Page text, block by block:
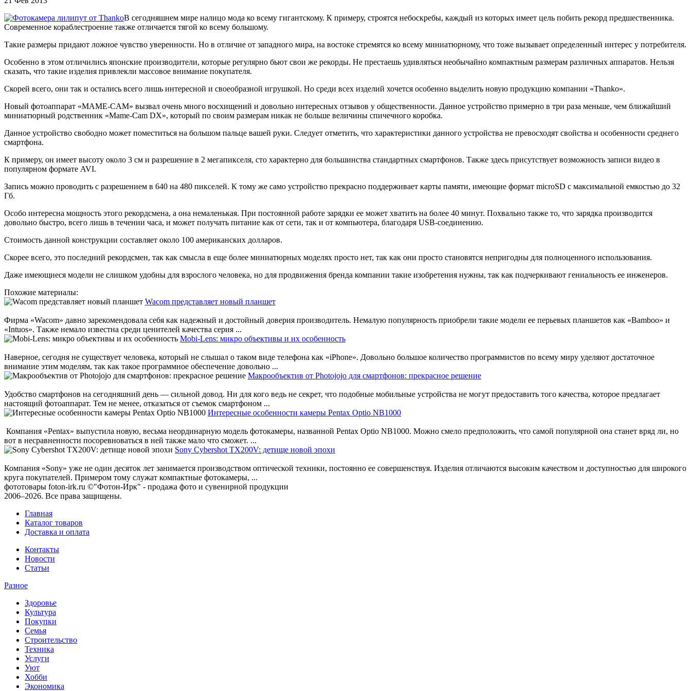
В сегодняшнем мире налицо мода ко всему гигантскому. К примеру, строятся небоскребы, каждый из которых имеет цель побить рекорд предшественника.
Современное кораблестроение также отличается тягой ко всему большому.
Такие размеры придают ложное чувство уверенности. Но в отличие от западного мира, на востоке стремятся ко всему миниатюрному, что тоже вызывает определенный интерес у потребителя.
Особенно в этом отличились японские производители, которые регулярно бьют свои же рекорды. Не престаешь удивляться необычайно компактным размерам различных аппаратов. Нельзя
сказать, что такие изделия привлекли массовое внимание покупателя.
Скорей всего, они так и остались всего лишь интересной и своеобразной игрушкой. Но среди всех изделий хочется особенно выделить новую продукцию компании «Thanko».
Новый фотоаппарат «MAME-CAM» вызвал очень много восхищений и довольно интересных отзывов у общественности. Данное устройство примерно в три раза меньше, чем ближайший
миниатюрный родственник «Mame-Cam DX», который по своим размерам никак не больше величины спичечного коробка.
Данное устройство свободно может поместиться на большом пальце вашей руки. Следует отметить, что характеристики данного устройства не превосходят свойства и особенности среднего
смартфона.
К примеру, он имеет высоту около 3 см и разрешение в 2 мегапикселя, сто характерно для большинства стандартных смартфонов. Также здесь присутствует возможность записи видео в
популярном формате AVI.
Запись можно проводить с разрешением в 640 на 480 пикселей. К тому же само устройство прекрасно поддерживает карты памяти, имеющие формат microSD с максимальной емкостью до 32
Гб.
Особо интересна мощность этого рекордсмена, а она немаленькая. При постоянной работе зарядки ее может хватить на более 40 минут. Похвально также то, что зарядка производится
довольно быстро, всего лишь в течении часа, и может получать питание как от сети, так и от компьютера, благодаря USB-соединению.
Стоимость данной конструкции составляет около 100 американских долларов.
Скорее всего, это последний рекордсмен, так как смысла в еще более миниатюрных моделях просто нет, так как они просто становятся непригодны для полноценного использования.
Даже имеющиеся модели не слишком удобны для взрослого человека, но для продвижения бренда компании такие изобретения нужны, так как подчеркивают гениальность ее инженеров.
Похожие материалы:
Wacom представляет новый планшет
Фирма «Wacom» давно зарекомендовала себя как надежный и достойный доверия производитель. Немалую популярность приобрели такие модели ее перьевых планшетов как «Bamboo» и
«Intuos». Также немало известна среди ценителей качества серия ...
Mobi-Lens: микро объективы и их особенность
Наверное, сегодня не существует человека, который не слышал о таком виде телефона как «iPhone». Довольно большое количество программистов по всему миру уделяют достаточное
внимание этим моделям, так как такое программное обеспечение довольно ...
Макрообъектив от Photojojo для смартфонов: прекрасное решение
Удобство смартфонов на сегодняшний день — сильной довод. Ни для кого ведь не секрет, что подобные мобильные устройства не могут предоставить того качества, которое предлагает
настоящий фотоаппарат. Тем не менее, отказаться от съемок смартфоном ...
Интересные особенности камеры Pentax Optio NB1000
Компания «Pentax» выпустила новую, весьма неординарную модель фотокамеры, названной Pentax Optio NB1000. Можно смело предположить, что самой популярной она станет вряд ли, но
вот в несравненности посоревноваться в ней также мало что сможет. ...
Sony Сybershot TX200V: детище новой эпохи
Компания «Sony» уже не один десяток лет занимается производством оптической техники, постоянно ее совершенствуя. Изделия отличаются высоким качеством и доступностью для широкого
круга покупателей. Примером тому служат компактные фотокамеры, ...
фототовары foton-irk.ru ©"Фотон-Ирк" - продажа фото и сувенирной продукции
2006–2026. Все права защищены.
Главная
Каталог товаров
Доставка и оплата
Контакты
Новости
Статьи
Разное
Здоровье
Культура
Покупки
Семья
Строительство
Техника
Услуги
Уют
Хобби
Экономика